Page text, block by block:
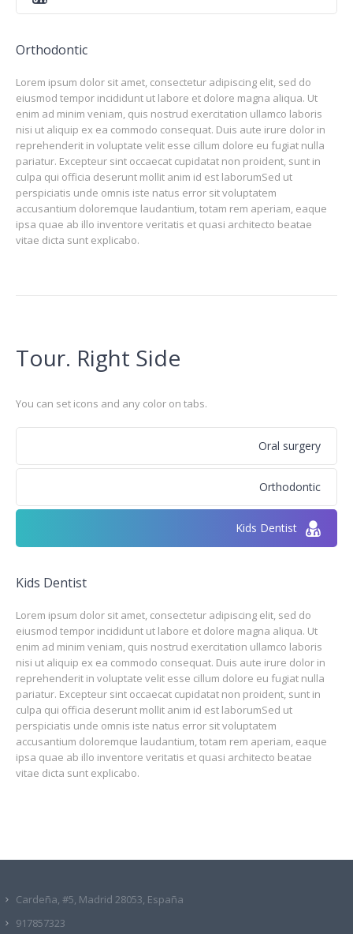
Orthodontic
Lorem ipsum dolor sit amet, consectetur adipiscing elit, sed do
eiusmod tempor incididunt ut labore et dolore magna aliqua. Ut
enim ad minim veniam, quis nostrud exercitation ullamco laboris
nisi ut aliquip ex ea commodo consequat. Duis aute irure dolor in
reprehenderit in voluptate velit esse cillum dolore eu fugiat nulla
pariatur. Excepteur sint occaecat cupidatat non proident, sunt in
culpa qui officia deserunt mollit anim id est laborumSed ut
perspiciatis unde omnis iste natus error sit voluptatem
accusantium doloremque laudantium, totam rem aperiam, eaque
ipsa quae ab illo inventore veritatis et quasi architecto beatae
vitae dicta sunt explicabo.
Tour. Right Side
You can set icons and any color on tabs.
Oral surgery
Orthodontic
Kids Dentist
Kids Dentist
Lorem ipsum dolor sit amet, consectetur adipiscing elit, sed do
eiusmod tempor incididunt ut labore et dolore magna aliqua. Ut
enim ad minim veniam, quis nostrud exercitation ullamco laboris
nisi ut aliquip ex ea commodo consequat. Duis aute irure dolor in
reprehenderit in voluptate velit esse cillum dolore eu fugiat nulla
pariatur. Excepteur sint occaecat cupidatat non proident, sunt in
culpa qui officia deserunt mollit anim id est laborumSed ut
perspiciatis unde omnis iste natus error sit voluptatem
accusantium doloremque laudantium, totam rem aperiam, eaque
ipsa quae ab illo inventore veritatis et quasi architecto beatae
vitae dicta sunt explicabo.
Cardeña, #5, Madrid 28053, España
917857323